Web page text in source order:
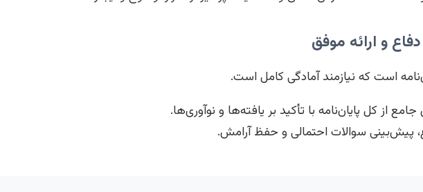
است که نیازمند آمادگی کامل است.
از کل پایان‌نامه با تأکید بر یافته‌ها و نوآوری‌ها.
پیش‌بینی سوالات احتمالی و حفظ آرامش.